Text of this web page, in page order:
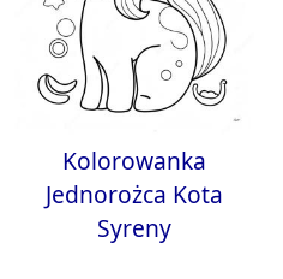
Kolorowanka
Jednorożca Kota
Syreny